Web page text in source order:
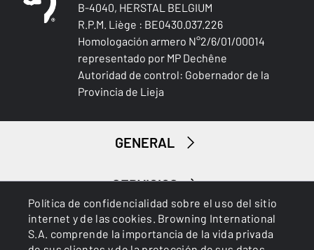
Política de confidencialidad sobre el uso del sitio
internet y de las cookies. Browning International
S.A. comprende la importancia de la vida privada
Caza menor
B-4040, HERSTAL BELGIUM
R.P.M. Liège : BE0430.037.226
Homologación armero N°2/6/01/00014
representado por MP Dechêne
Autoridad de control: Gobernador de la
Provincia de Lieja
GENERAL
SERVICIOS